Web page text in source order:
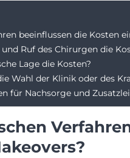
beeinflussen die Kosten
Ruf des Chirurgen die
Lage die Kosten?
Wahl der Klinik oder des
für Nachsorge und